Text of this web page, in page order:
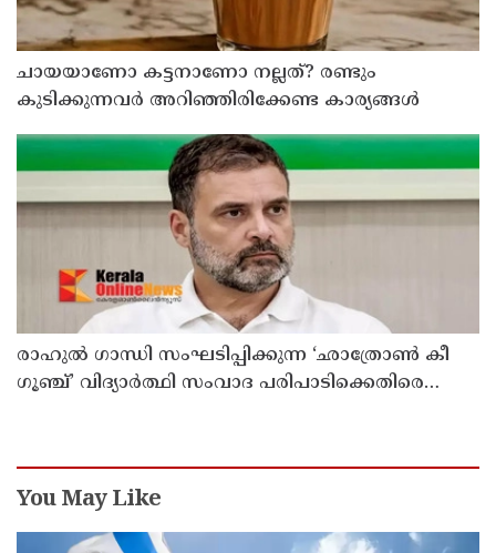
ചായയാണോ കട്ടനാണോ നല്ലത്? രണ്ടും
കുടിക്കുന്നവർ അറിഞ്ഞിരിക്കേണ്ട കാര്യങ്ങൾ
രാഹുൽ ഗാന്ധി സംഘടിപ്പിക്കുന്ന ‘ഛാത്രോൺ കീ
ഗൂഞ്ച്’ വിദ്യാർത്ഥി സംവാദ പരിപാടിക്കെതിരെ
You May Like